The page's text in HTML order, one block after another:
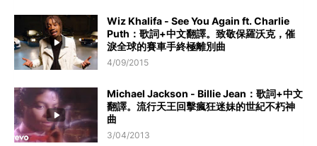
Wiz Khalifa - See You Again ft. Charlie
Puth：歌詞+中文翻譯。致敬保羅沃克，催
淚全球的賽車手終極離別曲
4/09/2015
Michael Jackson - Billie Jean：歌詞+中文
翻譯。流行天王回擊瘋狂迷妹的世紀不朽神
曲
3/04/2013